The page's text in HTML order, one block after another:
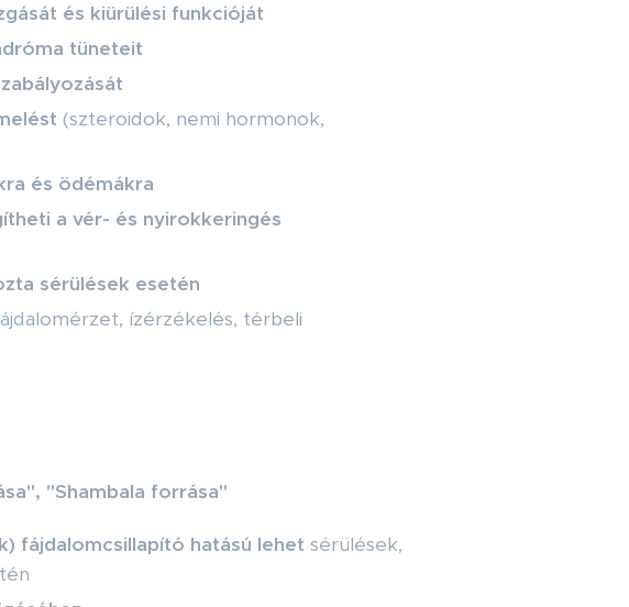
és kiürülési funkcióját
tüneteit
(szteroidok, nemi hormonok,
és ödémákra
a vér- és nyirokkeringés
sérülések esetén
ízérzékelés, térbeli
"Shambala forrása"
fájdalomcsillapító hatású lehet sérülések,